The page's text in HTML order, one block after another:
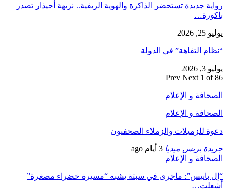
رواية جديدة تستحضر الذاكرة والهوية الريفية.. نزيهة أحيذار تصدر
باكورة…
يوليو 25, 2026
“نظام التفاهة” في الدولة
يوليو 3, 2026
Prev Next 1 of 86
الصحافة و الإعلام
الصحافة و الإعلام
دعوة للزميلات والزملاء الصحفيون
جريدة بريس ميديا 3 أيام ago
الصحافة و الإعلام
“إل باييس”: ماجرى في سبتة يشبه “مسيرة خضراء مصغرة”
أشعلت…